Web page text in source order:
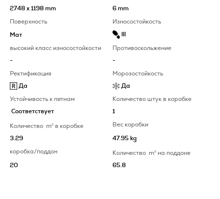
2748 x 1198 mm 6 mm
Поверхность
Мат
Износостойкость
высокий класс износостойкости
-
Противоскольжение
-
Ректификация
Да
Морозостойкость
Да
Устойчивость к пятнам
Соответствует
Количество штук в коробке
1
Количество m2 в коробке
3.29
Вес коробки
47.95 kg
коробка/поддон
20
Количествоm2 на поддоне
65.8